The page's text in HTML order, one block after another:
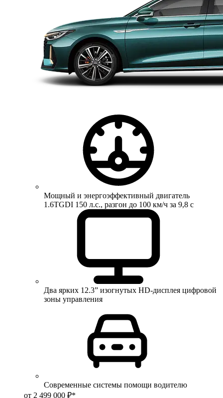
Мощный и энергоэффективный двигатель
1.6TGDI 150 л.с., разгон до 100 км/ч за 9,8 с
Два ярких 12.3” изогнутых HD-дисплея цифровой
зоны управления
Современные системы помощи водителю
от 2 499 000 ₽*